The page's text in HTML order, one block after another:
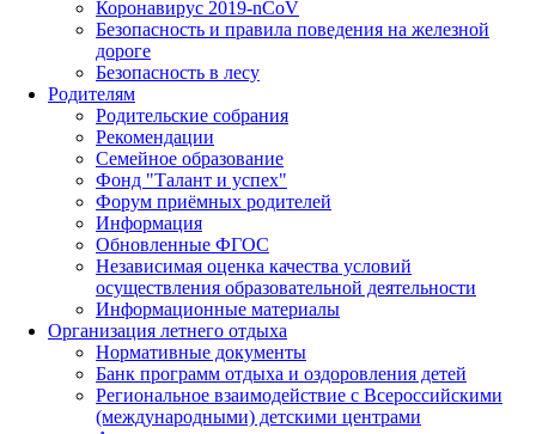
Коронавирус 2019-nCoV
Безопасность и правила поведения на железной
дороге
Безопасность в лесу
Родителям
Родительские собрания
Рекомендации
Семейное образование
Фонд "Талант и успех"
Форум приёмных родителей
Информация
Обновленные ФГОС
Независимая оценка качества условий
осуществления образовательной деятельности
Информационные материалы
Организация летнего отдыха
Нормативные документы
Банк программ отдыха и оздоровления детей
Региональное взаимодействие с Всероссийскими
(международными) детскими центрами